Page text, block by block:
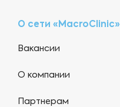
О сети «MacroClinic»
Вакансии
О компании
Партнерам